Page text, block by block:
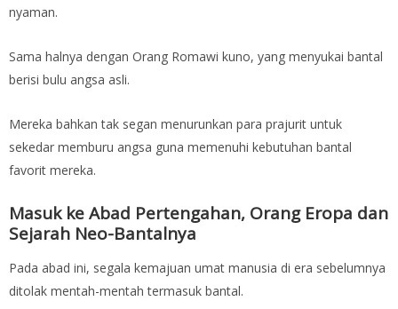
nyaman.
Sama halnya dengan Orang Romawi kuno, yang menyukai bantal
berisi bulu angsa asli.
Mereka bahkan tak segan menurunkan para prajurit untuk
sekedar memburu angsa guna memenuhi kebutuhan bantal
favorit mereka.
Masuk ke Abad Pertengahan, Orang Eropa dan
Sejarah Neo-Bantalnya
Pada abad ini, segala kemajuan umat manusia di era sebelumnya
ditolak mentah-mentah termasuk bantal.